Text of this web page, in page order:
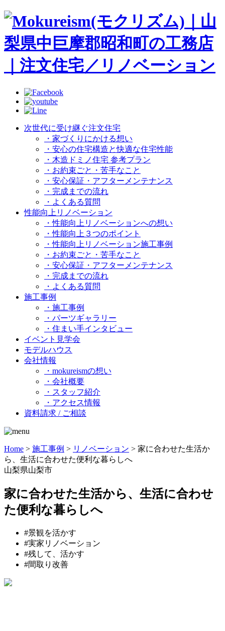
次世代に受け継ぐ注文住宅
・家づくりにかける想い
・安心の住宅構造と快適な住宅性能
・木造ドミノ住宅 参考プラン
・お約束ごと・苦手なこと
・安心保証・アフターメンテナンス
・完成までの流れ
・よくある質問
性能向上リノベーション
・性能向上リノベーションへの想い
・性能向上３つのポイント
・性能向上リノベーション施工事例
・お約束ごと・苦手なこと
・安心保証・アフターメンテナンス
・完成までの流れ
・よくある質問
施工事例
・施工事例
・パーツギャラリー
・住まい手インタビュー
イベント見学会
モデルハウス
会社情報
・mokureismの想い
・会社概要
・スタッフ紹介
・アクセス情報
資料請求 / ご相談
Home > 施工事例 > リノベーション > 家に合わせた生活か
ら、生活に合わせた便利な暮らしへ
山梨県山梨市
家に合わせた生活から、生活に合わせ
た便利な暮らしへ
#景観を活かす
#実家リノベーション
#残して、活かす
#間取り改善